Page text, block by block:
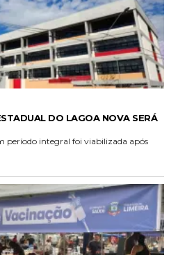
DO LAGOA NOVA SERÁ
período integral foi viabilizada após